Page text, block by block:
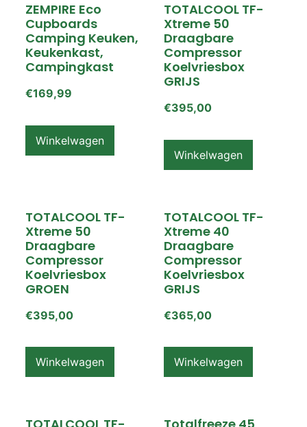
ZEMPIRE Eco
Cupboards
Camping Keuken,
Keukenkast,
Campingkast
€169,99
Winkelwagen
TOTALCOOL TF-
Xtreme 50
Draagbare
Compressor
Koelvriesbox
GRIJS
€395,00
Winkelwagen
TOTALCOOL TF-
Xtreme 50
Draagbare
Compressor
Koelvriesbox
GROEN
€395,00
Winkelwagen
TOTALCOOL TF-
Xtreme 40
Draagbare
Compressor
Koelvriesbox
GRIJS
€365,00
Winkelwagen